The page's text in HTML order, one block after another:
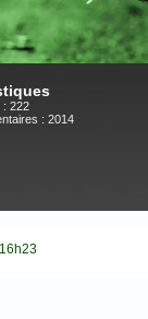
: 222
: 2014